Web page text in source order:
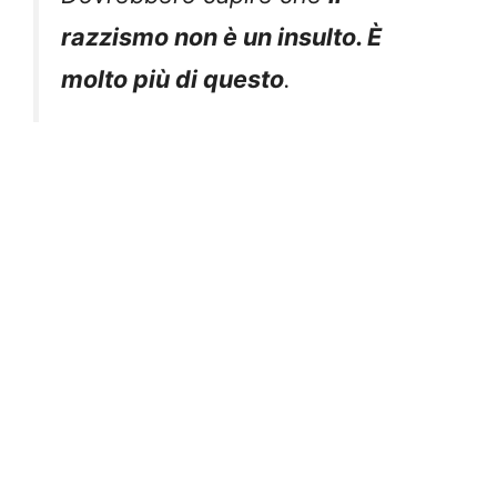
razzismo non è un insulto. È
molto più di questo.